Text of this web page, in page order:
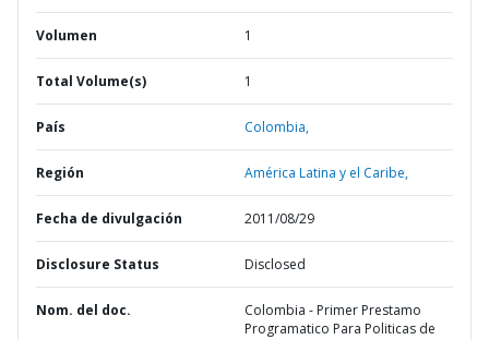
Volumen 1
Total Volume(s) 1
País Colombia,
Región América Latina y el Caribe,
Fecha de divulgación 2011/08/29
Disclosure Status Disclosed
Nom. del doc.
Colombia - Primer Prestamo
Programatico Para Politicas de